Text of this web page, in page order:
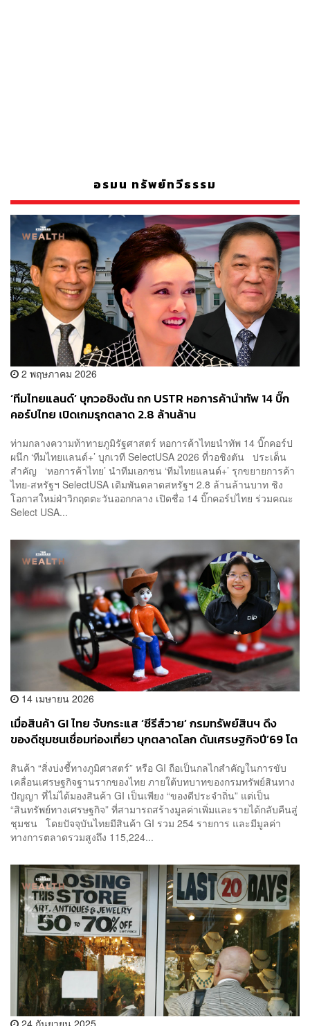
อรมน ทรัพย์ทวีธรรม
2 พฤษภาคม 2026
‘ทีมไทยแลนด์’ บุกวอชิงตัน ถก USTR หอการค้านำทัพ 14 บิ๊ก
คอร์ปไทย เปิดเกมรุกตลาด 2.8 ล้านล้าน
ท่ามกลางความท้าทายภูมิรัฐศาสตร์ หอการค้าไทยนำทัพ 14 บิ๊กคอร์ป
ผนึก ‘ทีมไทยแลนด์+’ บุกเวที SelectUSA 2026 ที่วอชิงตัน ประเด็น
สำคัญ ‘หอการค้าไทย’ นำทีมเอกชน ‘ทีมไทยแลนด์+’ รุกขยายการค้า
ไทย-สหรัฐฯ SelectUSA เดิมพันตลาดสหรัฐฯ 2.8 ล้านล้านบาท ชิง
โอกาสใหม่ฝ่าวิกฤตตะวันออกกลาง เปิดชื่อ 14 บิ๊กคอร์ปไทย ร่วมคณะ
Select USA...
14 เมษายน 2026
เมื่อสินค้า GI ไทย จับกระแส ‘ซีรีส์วาย’ กรมทรัพย์สินฯ ดึง
ของดีชุมชนเชื่อมท่องเที่ยว บุกตลาดโลก ดันเศรษฐกิจปี’69 โต
สินค้า “สิ่งบ่งชี้ทางภูมิศาสตร์” หรือ GI ถือเป็นกลไกสำคัญในการขับ
เคลื่อนเศรษฐกิจฐานรากของไทย ภายใต้บทบาทของกรมทรัพย์สินทาง
ปัญญา ที่ไม่ได้มองสินค้า GI เป็นเพียง “ของดีประจำถิ่น” แต่เป็น
“สินทรัพย์ทางเศรษฐกิจ” ที่สามารถสร้างมูลค่าเพิ่มและรายได้กลับคืนสู่
ชุมชน โดยปัจจุบันไทยมีสินค้า GI รวม 254 รายการ และมีมูลค่า
ทางการตลาดรวมสูงถึง 115,224...